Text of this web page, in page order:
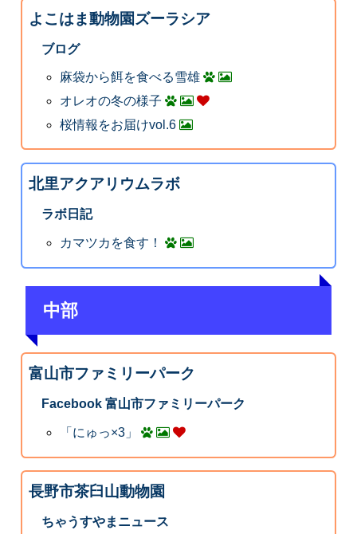
よこはま動物園ズーラシア
ブログ
麻袋から餌を食べる雪雄
オレオの冬の様子
桜情報をお届けvol.6
北里アクアリウムラボ
ラボ日記
カマツカを食す！
中部
富山市ファミリーパーク
Facebook 富山市ファミリーパーク
「にゅっ×3」
長野市茶臼山動物園
ちゃうすやまニュース